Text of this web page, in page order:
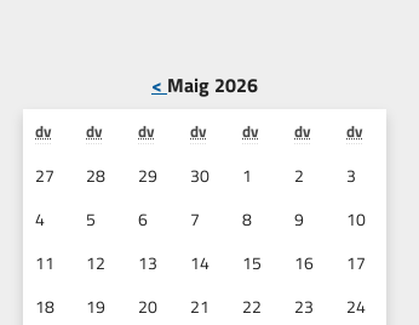
< Maig 2026
dv dv dv dv dv dv dv
27 28 29 30 1 2
3
4
5 6 7 8 9
10
11
12 13 14 15 16
17
18
19 20 21 22 23
24